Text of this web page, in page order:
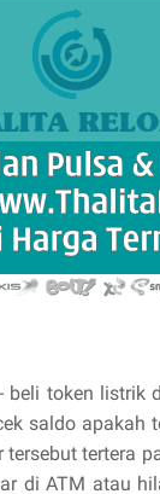
token listrik
saldo apakah
tertera
di ATM atau